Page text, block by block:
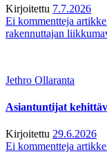
Kirjoitettu 7.7.2026
Ei kommentteja
rakennuttajan
Jethro Ollaranta
Asiantuntijat
Kirjoitettu 29.6.2026
Ei kommentteja